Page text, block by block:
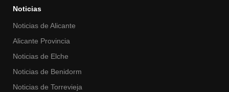
Noticias
Noticias de Alicante
Alicante Provincia
Noticias de Elche
Noticias de Benidorm
Noticias de Torrevieja